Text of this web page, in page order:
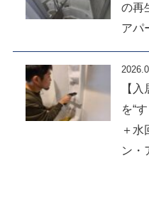
の再
アパ
【
を“
＋水
ン・